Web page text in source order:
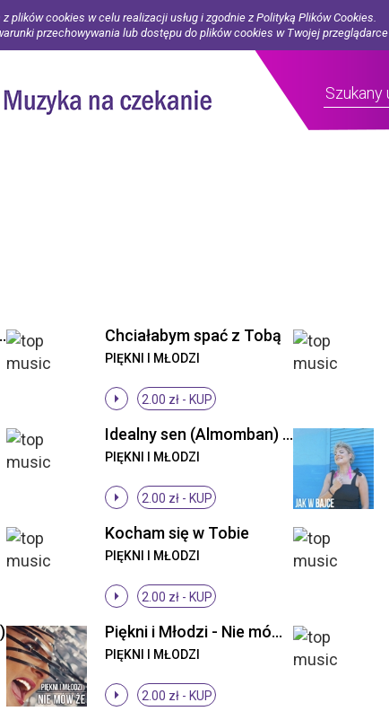
plików cookies w celu realizacji usług i zgodnie z Polityką Plików Cookies.
przechowywania lub dostępu do plików cookies w Twojej przeglądarce
(Original Mix) Chciałabym spać z Tobą
PIĘKNI I MŁODZI
2.00 zł - KUP
Idealny sen (Almomban) (Radio Edit)
PIĘKNI I MŁODZI
2.00 zł - KUP
Kocham się w Tobie
PIĘKNI I MŁODZI
2.00 zł - KUP
Piękni i Młodzi - Nie mów że (Radio Edit)
PIĘKNI I MŁODZI
2.00 zł - KUP